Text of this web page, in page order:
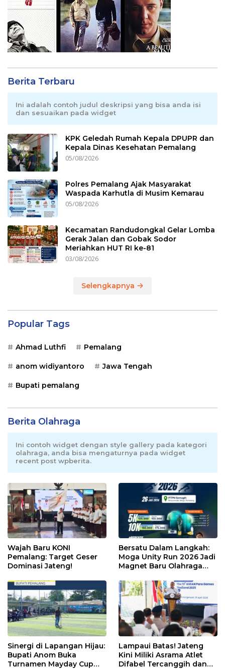
Berita Terbaru
Ini adalah contoh judul deskripsi yang bisa anda isi
dan sesuaikan pada widget
KPK Geledah Rumah Kepala DPUPR dan
Kepala Dinas Kesehatan Pemalang
05/08/2026
Polres Pemalang Ajak Masyarakat
Waspada Karhutla di Musim Kemarau
05/08/2026
Kecamatan Randudongkal Gelar Lomba
Gerak Jalan dan Gobak Sodor
Meriahkan HUT RI ke-81
03/08/2026
Selengkapnya
Popular Tags
Ahmad Luthfi Pemalang
anom widiyantoro Jawa Tengah
Bupati pemalang
Berita Olahraga
Ini contoh widget dengan style gallery pada kategori
olahraga, anda bisa mengaturnya pada widget
recent post wpberita.
Wajah Baru KONI
Pemalang: Target Geser
Dominasi Jateng!
Bersatu Dalam Langkah:
Moga Unity Run 2026 Jadi
Magnet Baru Olahraga
Sinergi di Lapangan Hijau:
Bupati Anom Buka
Turnamen Mayday Cup
Lampaui Batas! Jateng
Kini Miliki Asrama Atlet
Difabel Tercanggih dan